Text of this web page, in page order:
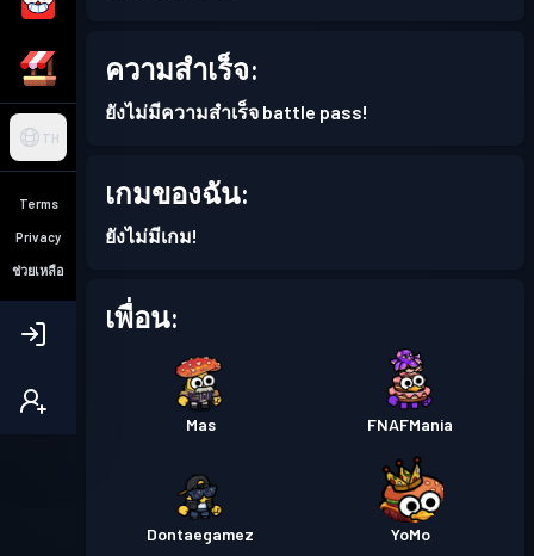
TH
Terms
Privacy
ช่วยเหลือ
ความสำเร็จ:
ยังไม่มีความสำเร็จ battle pass!
เกมของฉัน:
ยังไม่มีเกม!
เพื่อน:
Mas FNAFMania
Dontaegamez YoMo